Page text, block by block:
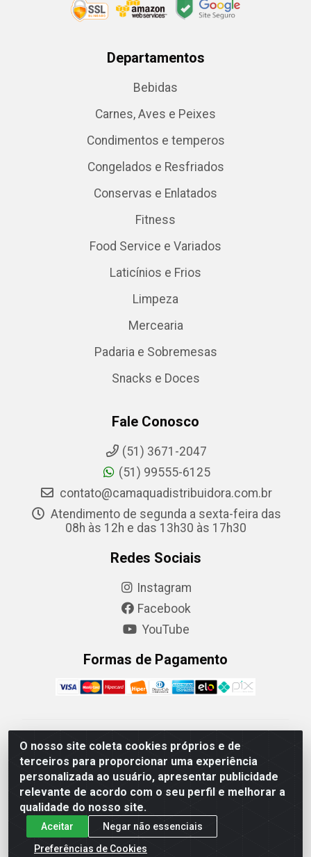
O nosso site coleta cookies próprios e de
terceiros para proporcionar uma experiência
personalizada ao usuário, apresentar publicidade
relevante de acordo com o seu perfil e melhorar a
qualidade do nosso site.
Aceitar
Negar não essenciais
Preferências de Cookies
Departamentos
Bebidas
Carnes, Aves e Peixes
Condimentos e temperos
Congelados e Resfriados
Conservas e Enlatados
Fitness
Food Service e Variados
Laticínios e Frios
Limpeza
Mercearia
Padaria e Sobremesas
Snacks e Doces
Fale Conosco
(51) 3671-2047
(51) 99555-6125
contato@camaquadistribuidora.com.br
Atendimento de segunda a sexta-feira das
08h às 12h e das 13h30 às 17h30
Redes Sociais
Instagram
Facebook
YouTube
Formas de Pagamento
Camaquã Distribuidora Ltda - Avenida Conego Luiz W
Hanquet, 1001 - Parque Residencial do Arroio Duro,
Camaquã/RS - CEP 96.789-102 - CNPJ
07.061.124/0001-26